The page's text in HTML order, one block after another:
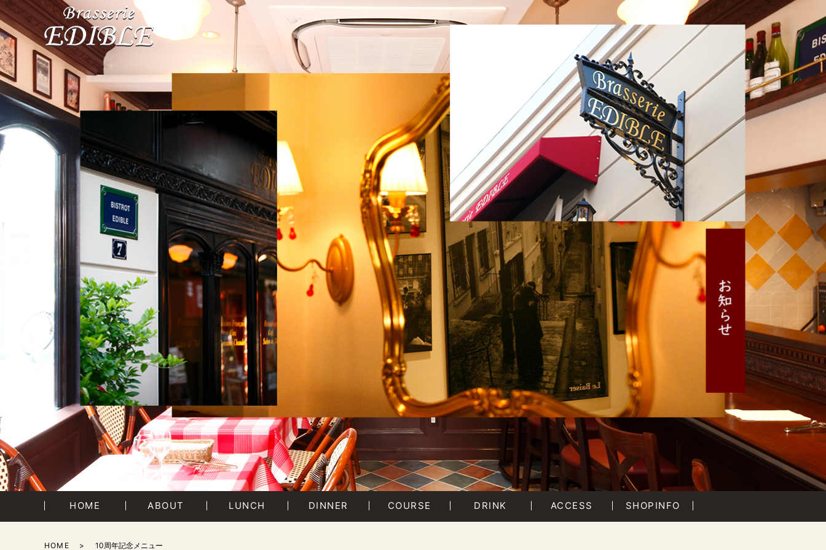
HOME ABOUT LUNCH DINNER COURSE DRINK ACCESS SHOPINFO
HOME 10周年記念メニュー